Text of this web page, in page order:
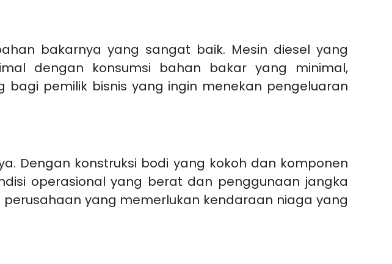
bakarnya yang sangat baik. Mesin diesel yang
dengan konsumsi bahan bakar yang minimal,
pemilik bisnis yang ingin menekan pengeluaran
Dengan konstruksi bodi yang kokoh dan komponen
operasional yang berat dan penggunaan jangka
yang memerlukan kendaraan niaga yang